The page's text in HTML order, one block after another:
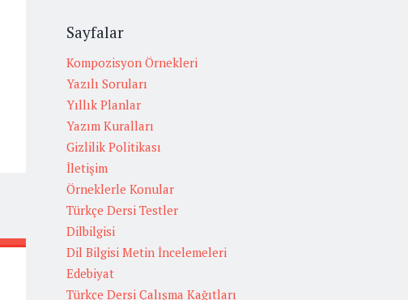
Sayfalar
Kompozisyon Örnekleri
Yazılı Soruları
Yıllık Planlar
Yazım Kuralları
Gizlilik Politikası
İletişim
Örneklerle Konular
Türkçe Dersi Testler
Dilbilgisi
Dil Bilgisi Metin İncelemeleri
Edebiyat
Türkçe Dersi Çalışma Kağıtları